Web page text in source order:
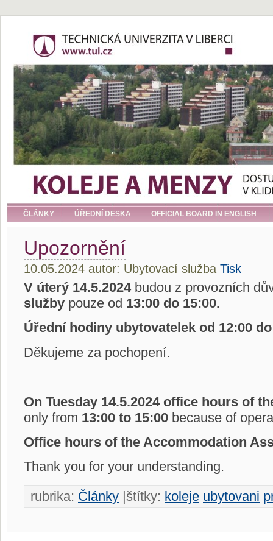
ČLÁNKY ÚŘEDNÍ DESKA OFFICIAL BOARD IN ENGLISH
Upozornění
10.05.2024 autor: Ubytovací služba Tisk
V úterý 14.5.2024budou z provozních
služby pouze od 13:00 do 15:00.
Úřední hodiny ubytovatelek od 12:00
Děkujeme za pochopení.
On Tuesday 14.5.2024 office hours of
only from 13:00 to 15:00 because of
Office hours of the Accommodation
Thank you for your understanding.
rubrika: Články |štítky: koleje ubytovani